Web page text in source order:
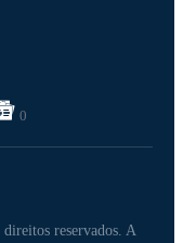
0
reservados. A